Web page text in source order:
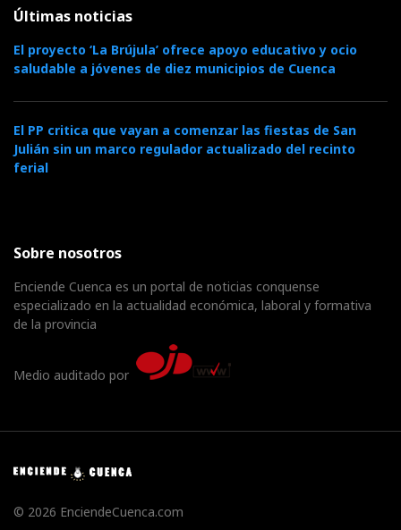
Últimas noticias
El proyecto ‘La Brújula’ ofrece apoyo educativo y ocio
saludable a jóvenes de diez municipios de Cuenca
El PP critica que vayan a comenzar las fiestas de San
Julián sin un marco regulador actualizado del recinto
ferial
Sobre nosotros
Enciende Cuenca es un portal de noticias conquense
especializado en la actualidad económica, laboral y formativa
de la provincia
Medio auditado por
© 2026 EnciendeCuenca.com